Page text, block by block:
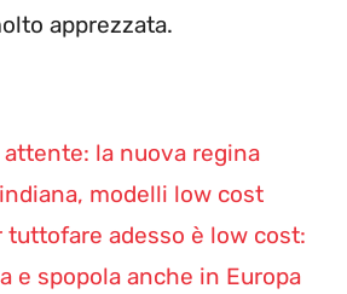
apprezzata.
attente: la nuova regina
modelli low cost
tuttofare adesso è low cost:
e spopola anche in Europa